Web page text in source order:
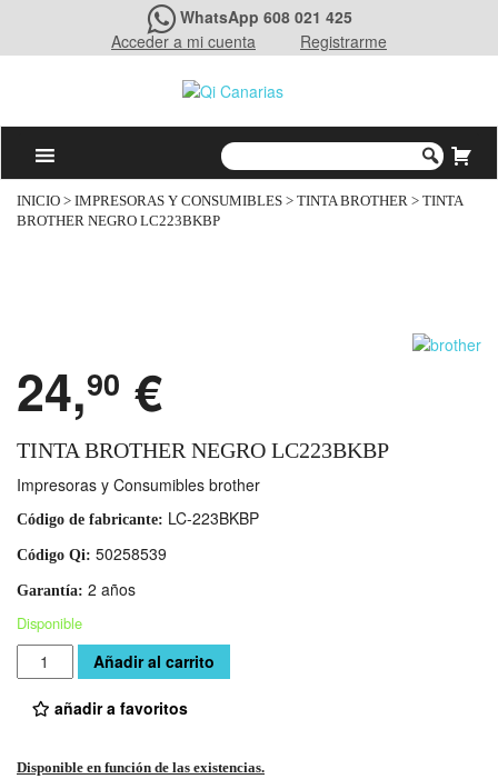
WhatsApp 608 021 425
Acceder a mi cuenta
Registrarme
INICIO > IMPRESORAS Y CONSUMIBLES > TINTA BROTHER > TINTA
BROTHER NEGRO LC223BKBP
24,90 €
TINTA BROTHER NEGRO LC223BKBP
Impresoras y Consumibles brother
Código de fabricante: LC-223BKBP
Código Qi: 50258539
Garantía: 2 años
Disponible
Cantidad Añadir al carrito
añadir a favoritos
Disponible en función de las existencias.